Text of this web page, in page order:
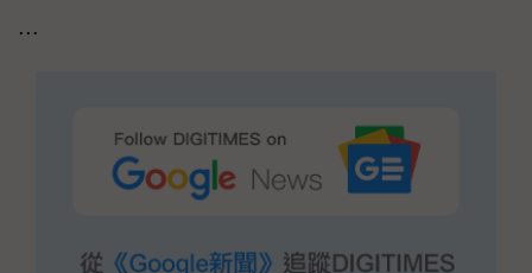
...